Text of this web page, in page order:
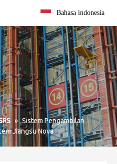
Bahasa indonesia
» Sistem Pengambilan
Jiangsu Nova